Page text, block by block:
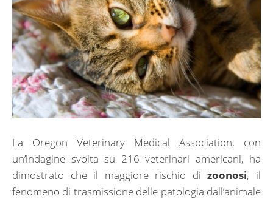
La Oregon Veterinary Medical Association, con
un’indagine svolta su 216 veterinari americani, ha
dimostrato che il maggiore rischio dizoonosi, il
fenomeno di trasmissione delle patologia dall’animale